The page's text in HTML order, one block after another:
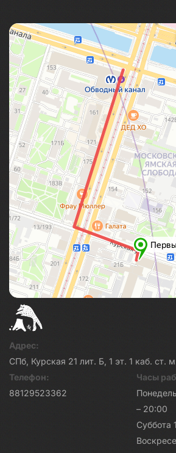
Адрес:
СПб, Курская 21 лит. Б, 1 эт. 1 каб. ст.
Телефон:
88129523362
Часы
– 20:00
Суббота